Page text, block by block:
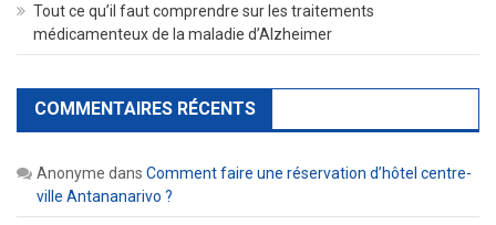
Tout ce qu’il faut comprendre sur les traitements
médicamenteux de la maladie d’Alzheimer
COMMENTAIRES RÉCENTS
Anonyme dans Comment faire une réservation d’hôtel centre-
ville Antananarivo ?